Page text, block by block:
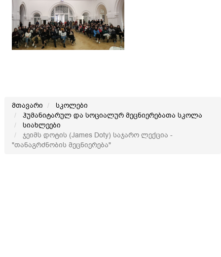
მთავარი
სკოლები
ჰუმანიტარულ და სოციალურ მეცნიერებათა სკოლა
სიახლეები
ჯეიმს დოტის (James Doty) საჯარო ლექცია -
"თანაგრძნობის მეცნიერება"